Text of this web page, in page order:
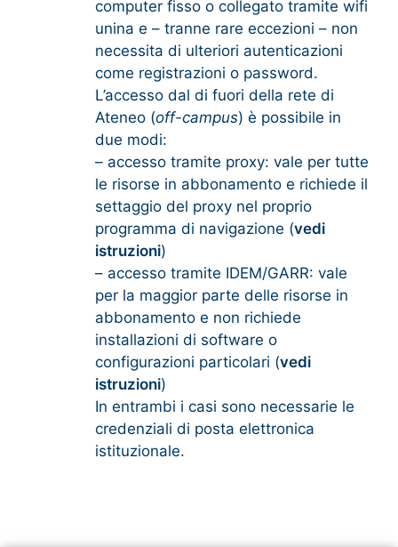
computer fisso o collegato tramite wifi
unina e – tranne rare eccezioni – non
necessita di ulteriori autenticazioni
come registrazioni o password.
L’accesso dal di fuori della rete di
Ateneo (off-campus) è possibile in
due modi:
– accesso tramite proxy: vale per tutte
le risorse in abbonamento e richiede il
settaggio del proxy nel proprio
programma di navigazione (vedi
istruzioni)
– accesso tramite IDEM/GARR: vale
per la maggior parte delle risorse in
abbonamento e non richiede
installazioni di software o
configurazioni particolari (vedi
istruzioni)
In entrambi i casi sono necessarie le
credenziali di posta elettronica
istituzionale.